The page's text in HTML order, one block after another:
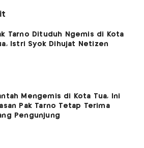
Tarno Dituduh Ngemis di Kota
Istri Syok Dihujat Netizen
Mengemis di Kota Tua, Ini
Pak Tarno Tetap Terima
Pengunjung